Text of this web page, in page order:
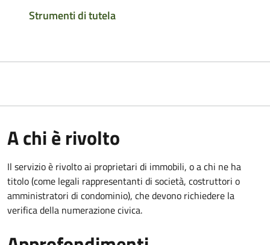
Strumenti di tutela
A chi è rivolto
Il servizio è rivolto ai proprietari di immobili, o a chi ne ha
titolo (come legali rappresentanti di società, costruttori o
amministratori di condominio), che devono richiedere la
verifica della numerazione civica.